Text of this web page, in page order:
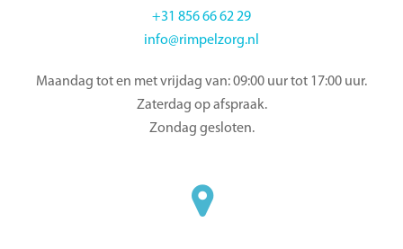
+31 856 66 62 29
info@rimpelzorg.nl
Maandag tot en met vrijdag van: 09:00 uur tot 17:00 uur.
Zaterdag op afspraak.
Zondag gesloten.